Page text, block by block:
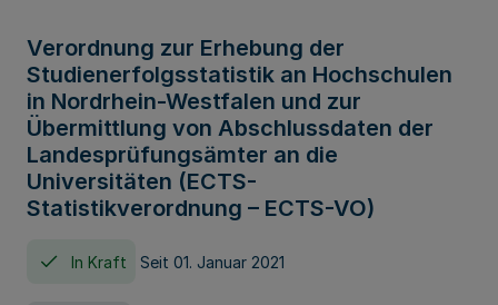
Verordnung zur Erhebung der
Studienerfolgsstatistik an Hochschulen
in Nordrhein-Westfalen und zur
Übermittlung von Abschlussdaten der
Landesprüfungsämter an die
Universitäten (ECTS-
Statistikverordnung – ECTS-VO)
In Kraft Seit 01. Januar 2021